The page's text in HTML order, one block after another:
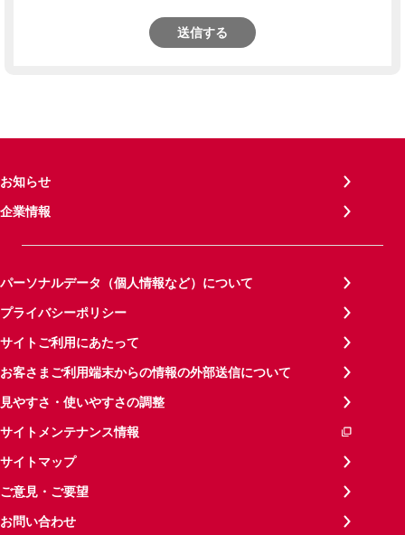
送信する
お知らせ
企業情報
パーソナルデータ（個人情報など）について
プライバシーポリシー
サイトご利用にあたって
お客さまご利用端末からの情報の外部送信について
見やすさ・使いやすさの調整
サイトメンテナンス情報
サイトマップ
ご意見・ご要望
お問い合わせ